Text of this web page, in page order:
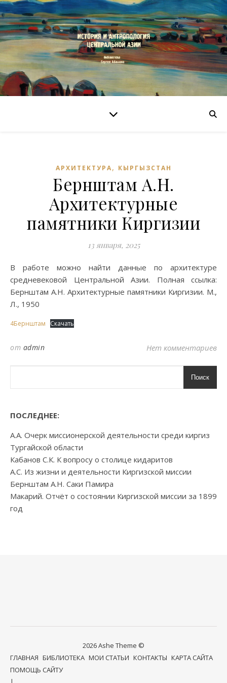
АРХИТЕКТУРА, КЫРГЫЗСТАН
Бернштам А.Н.
Архитектурные
памятники Киргизии
13 января, 2025
В работе можно найти данные по архитектуре
средневековой Центральной Азии. Полная ссылка:
Бернштам А.Н. Архитектурные памятники Киргизии. М.,
Л., 1950
4Бернштам Скачать
от admin Нет комментариев
Поиск
ПОСЛЕДНЕЕ:
А.А. Очерк миссионерской деятельности среди киргиз
Тургайской области
Кабанов С.К. К вопросу о столице кидаритов
А.С. Из жизни и деятельности Киргизской миссии
Бернштам А.Н. Саки Памира
Макарий. Отчёт о состоянии Киргизской миссии за 1899
год
2026 Ashe Theme ©
ГЛАВНАЯ БИБЛИОТЕКА МОИ СТАТЬИ КОНТАКТЫ КАРТА САЙТА
ПОМОЩЬ САЙТУ